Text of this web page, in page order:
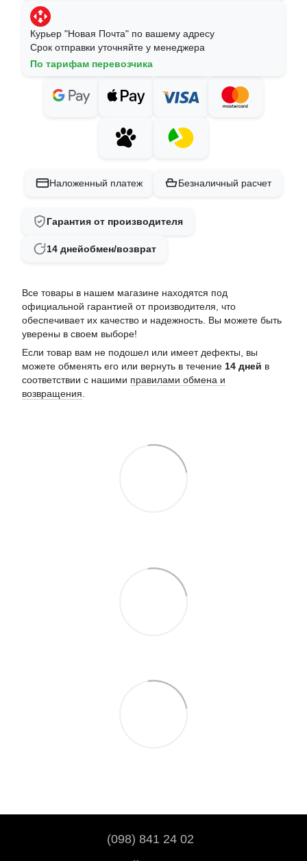
Курьер "Новая Почта" по вашему адресу
Срок отправки уточняйте у менеджера
По тарифам перевозчика
Наложенный платеж Безналичный расчет
Гарантия от производителя
14 днейобмен/возврат
Все товары в нашем магазине находятся под
официальной гарантией от производителя, что
обеспечивает их качество и надежность. Вы можете быть
уверены в своем выборе!
Если товар вам не подошел или имеет дефекты, вы
можете обменять его или вернуть в течение 14 дней в
соответствии с нашими правилами обмена и
возвращения
(098) 841 24 02